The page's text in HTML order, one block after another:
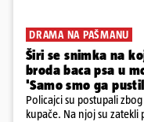
DRAMA NA PAŠMANU
Širi se snimka na
broda baca psa u
'Samo smo ga
Policajci su postupali
kupače. Na njoj su zatekli